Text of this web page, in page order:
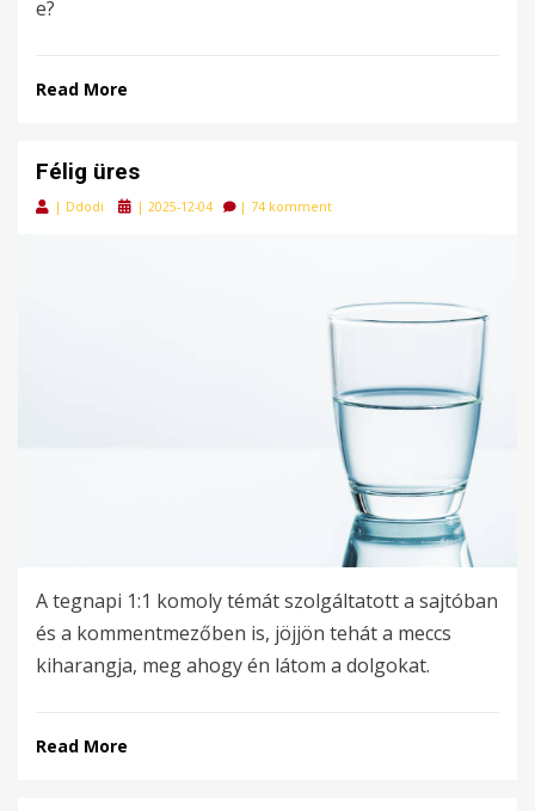
e?
Read More
Félig üres
| Ddodi
Posted
| 2025-12-04 | 74 komment
A tegnapi 1:1 komoly témát szolgáltatott a sajtóban
és a kommentmezőben is, jöjjön tehát a meccs
kiharangja, meg ahogy én látom a dolgokat.
Read More